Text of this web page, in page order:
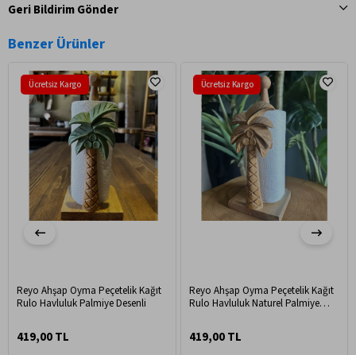
Geri Bildirim Gönder
Benzer Ürünler
Reyo Ahşap Oyma Peçetelik Kağıt
Rulo Havluluk Palmiye Desenli
419,00 TL
Ücretsiz Kargo
Reyo Ahşap Oyma Peçetelik Kağıt
Rulo Havluluk Naturel Palmiye
419,00 TL
Ücretsiz Kargo